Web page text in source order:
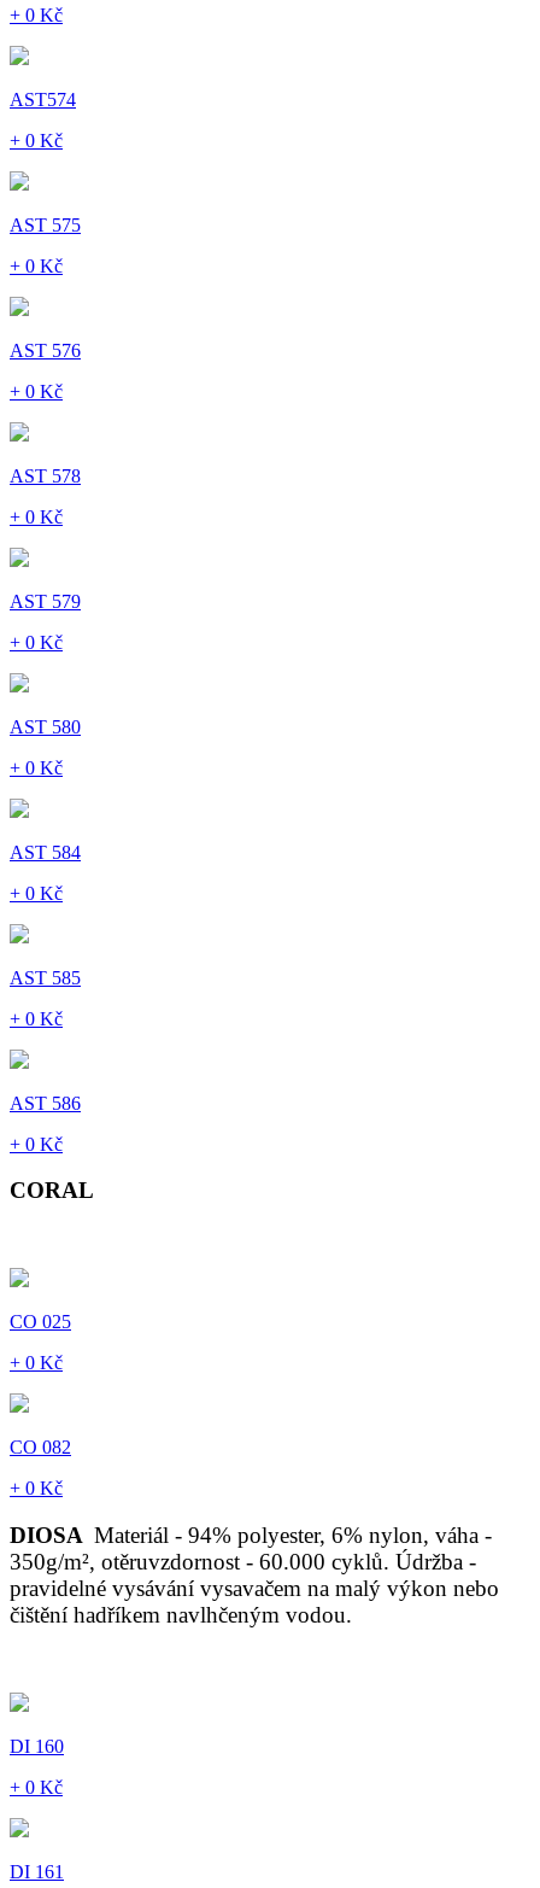
+ 0 Kč
AST574
+ 0 Kč
AST 575
+ 0 Kč
AST 576
+ 0 Kč
AST 578
+ 0 Kč
AST 579
+ 0 Kč
AST 580
+ 0 Kč
AST 584
+ 0 Kč
AST 585
+ 0 Kč
AST 586
+ 0 Kč
CORAL
CO 025
+ 0 Kč
CO 082
+ 0 Kč
DIOSA Materiál - 94% polyester, 6% nylon, váha -
350g/m², otěruvzdornost - 60.000 cyklů. Údržba -
pravidelné vysávání vysavačem na malý výkon nebo
čištění hadříkem navlhčeným vodou.
DI 160
+ 0 Kč
DI 161